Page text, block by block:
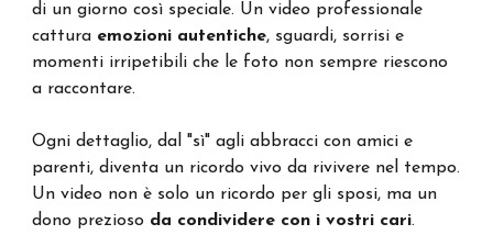
di un giorno così speciale. Un video professionale
cattura emozioni autentiche, sguardi, sorrisi e
momenti irripetibili che le foto non sempre riescono
a raccontare.
Ogni dettaglio, dal "sì" agli abbracci con amici e
parenti, diventa un ricordo vivo da rivivere nel tempo.
Un video non è solo un ricordo per gli sposi, ma un
dono prezioso da condividere con ivostri cari.